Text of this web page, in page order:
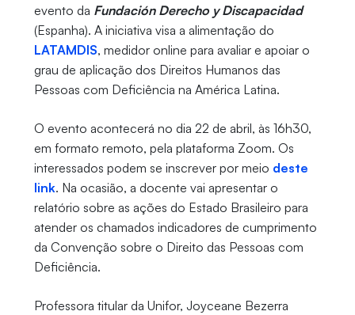
evento da Fundación Derecho y Discapacidad
(Espanha). A iniciativa visa a alimentação do
LATAMDIS, medidor online para avaliar e apoiar o
grau de aplicação dos Direitos Humanos das
Pessoas com Deficiência na América Latina.
O evento acontecerá no dia 22 de abril, às 16h30,
em formato remoto, pela plataforma Zoom. Os
interessados podem se inscrever por meio deste
link. Na ocasião, a docente vai apresentar o
relatório sobre as ações do Estado Brasileiro para
atender os chamados indicadores de cumprimento
da Convenção sobre o Direito das Pessoas com
Deficiência.
Professora titular da Unifor, Joyceane Bezerra